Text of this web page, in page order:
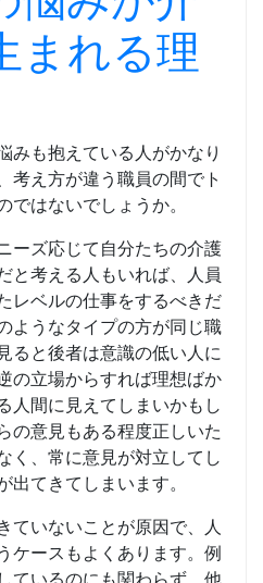
まれる理
みも抱えている人がかなり
考え方が違う職員の間でト
ではないでしょうか。
ーズ応じて自分たちの介護
と考える人もいれば、人員
レベルの仕事をするべきだ
ようなタイプの方が同じ職
ると後者は意識の低い人に
の立場からすれば理想ばか
人間に見えてしまいかもし
の意見もある程度正しいた
く、常に意見が対立してし
出てきてしまいます。
ていないことが原因で、人
ケースもよくあります。例
ているのにも関わらず、他